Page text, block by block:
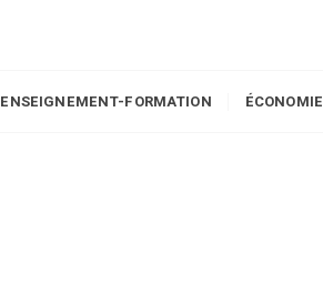
ENSEIGNEMENT-FORMATION ÉCONOMIE